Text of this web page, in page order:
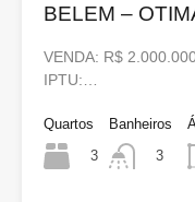
BELEM –
VENDA: R$
IPTU:…
Quartos
3
Banheiros
3